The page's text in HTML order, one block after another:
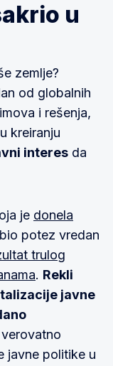
u
zemlje?
od globalnih
i rešenja,
kreiranju
interes da
je donela
potez vredan
trulog
. Rekli
javne
javne politike u